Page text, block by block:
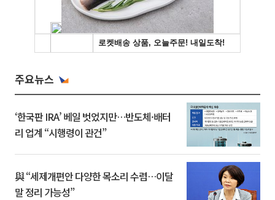
주요뉴스
‘한국판 IRA’ 베일 벗었지만…반도체·배터
리 업계 “시행령이 관건”
與 “세제개편안 다양한 목소리 수렴…이달
말 정리 가능성”